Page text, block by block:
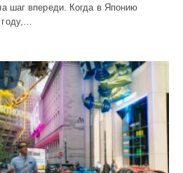
шаг впереди. Когда в Японию